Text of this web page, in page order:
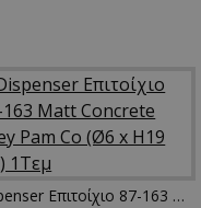
Dispenser Επιτοίχιο 87-163 Matt Concrete Grey Pam Co (Ø6 x H19 cm) 1Τεμ